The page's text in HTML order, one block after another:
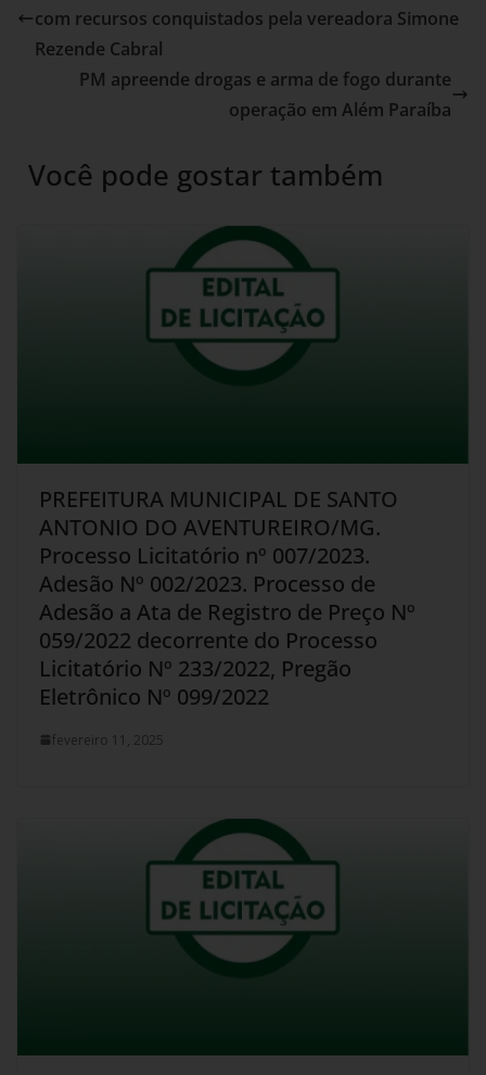
com recursos conquistados pela vereadora Simone
Rezende Cabral
PM apreende drogas e arma de fogo durante
operação em Além Paraíba
Você pode gostar também
PREFEITURA MUNICIPAL DE SANTO
ANTONIO DO AVENTUREIRO/MG.
Processo Licitatório nº 007/2023.
Adesão Nº 002/2023. Processo de
Adesão a Ata de Registro de Preço Nº
059/2022 decorrente do Processo
Licitatório Nº 233/2022, Pregão
Eletrônico Nº 099/2022
fevereiro 11, 2025